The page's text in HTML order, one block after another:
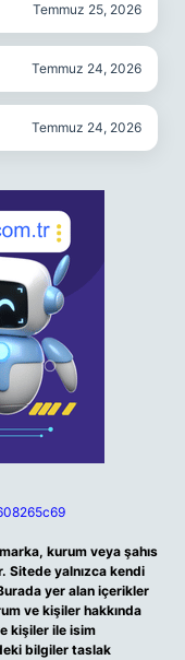
Temmuz 25, 2026
Temmuz 24, 2026
Temmuz 24, 2026
kurum veya şahıs
Sitede yalnızca kendi
yer alan içerikler
ve kişiler hakkında
kişiler ile isim
bilgiler taslak